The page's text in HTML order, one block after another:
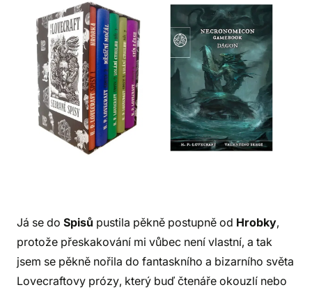
Já se do Spisů pustila pěkně postupně od Hrobky,
protože přeskakování mi vůbec není vlastní, a tak
jsem se pěkně nořila do fantaskního a bizarního světa
Lovecraftovy prózy, který buď čtenáře okouzlí nebo